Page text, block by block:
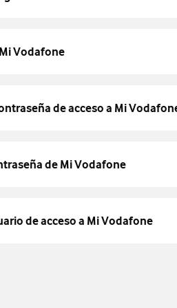
Vodafone
de acceso a Mi
de Mi Vodafone
de acceso a Mi Vodafone